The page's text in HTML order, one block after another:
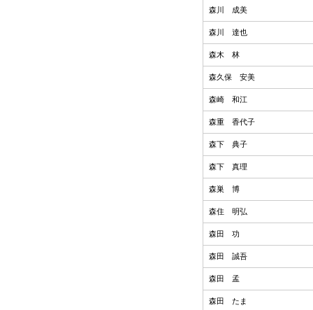
森川 成美
森川 達也
森木 林
森久保 安美
森崎 和江
森重 香代子
森下 典子
森下 真理
森巣 博
森住 明弘
森田 功
森田 誠吾
森田 孟
森田 たま